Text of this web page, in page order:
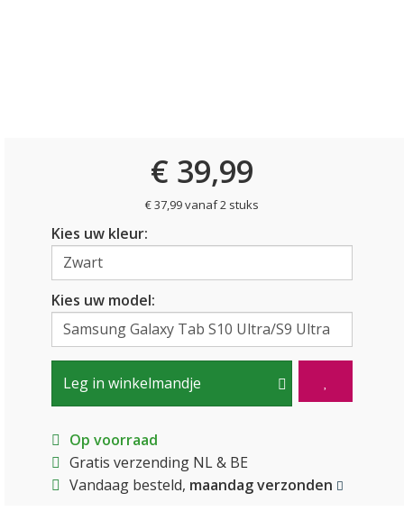
€ 39,99
€ 37,99 vanaf 2 stuks
Kies uw kleur:
Kies uw model:
Leg in winkelmandje
Op voorraad
Gratis verzending NL & BE
Vandaag besteld, maandag verzonden